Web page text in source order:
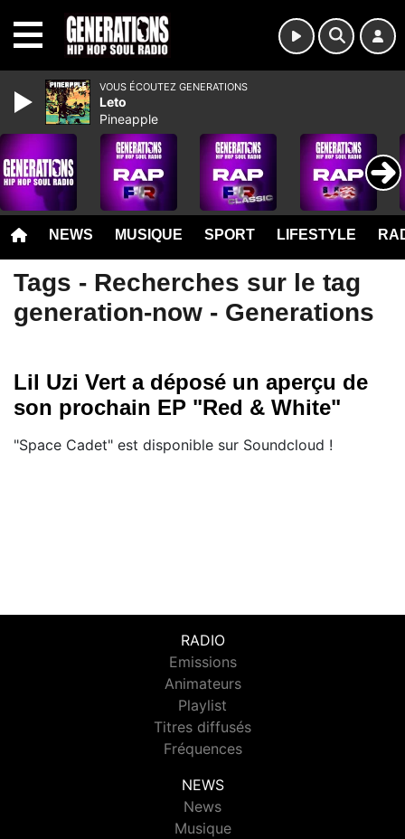
NEWS MUSIQUE SPORT LIFESTYLE
Tags - Recherches sur le tag
generation-now - Generations
Lil Uzi Vert a déposé un aperçu de
son prochain EP "Red & White"
"Space Cadet" est disponible sur Soundcloud !
RADIO
Emissions
Animateurs
Playlist
Titres diffusés
Fréquences
NEWS
News
Musique
VOUS ÉCOUTEZ GENERATIONS
Leto
Pineapple